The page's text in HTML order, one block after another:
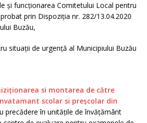
și funcționarea Comitetului Local pentru
prin Dispoziția nr. 282/13.04.2020
Buzău,
situații de urgență al Municipiului Buzău
si montarea de către
scolar si preșcolar din
precădere în unitățile de învățământ